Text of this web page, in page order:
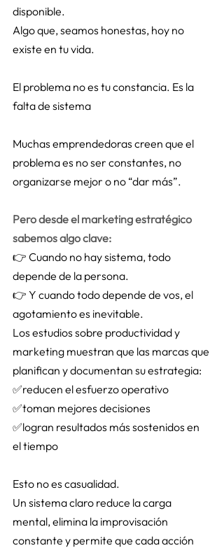
disponible.
Algo que, seamos honestas, hoy no
existe en tu vida.
El problema no es tu constancia. Es la
falta de sistema
Muchas emprendedoras creen que el
problema es no ser constantes, no
organizarse mejor o no “dar más”.
Pero desde el marketing estratégico
sabemos algo clave:
👉 Cuando no hay sistema, todo
depende de la persona.
👉 Y cuando todo depende de vos, el
agotamiento es inevitable.
Los estudios sobre productividad y
marketing muestran que las marcas que
planifican y documentan su estrategia:
✅reducen el esfuerzo operativo
✅toman mejores decisiones
✅logran resultados más sostenidos en
el tiempo
Esto no es casualidad.
Un sistema claro reduce la carga
mental, elimina la improvisación
constante y permite que cada acción